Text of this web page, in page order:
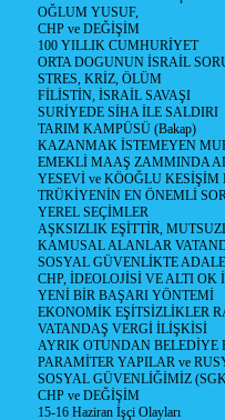
OĞLUM YUSUF,
CHP ve DEĞİŞİM
100 YILLIK CUMHURİYET
ORTA DOGUNUN İSRAİL
STRES, KRİZ, ÖLÜM
FİLİSTİN, İSRAİL SAVAŞI
SURİYEDE SİHA İLE SALDIRI
TARIM KAMPÜSÜ (Bakap)
KAZANMAK İSTEMEYEN
EMEKLİ MAAŞ ZAMMINDA
YESEVİ ve KÖOĞLU
TRÜKİYENİN EN ÖNEMLİ
YEREL SEÇİMLER
AŞKSIZLIK EŞİTTİR,
KAMUSAL ALANLAR
SOSYAL GÜVENLİKTE
CHP, İDEOLOJİSİ VE ALTI OK
YENİ BİR BAŞARI YÖNTEMİ
EKONOMİK EŞİTSİZLİKLER
VATANDAŞ VERGİ İLİŞKİSİ
AYRIK OTUNDAN
PARAMİTER YAPILAR ve
SOSYAL GÜVENLİĞİMİZ
CHP ve DEĞİŞİM
15-16 Haziran İşçi Olayları